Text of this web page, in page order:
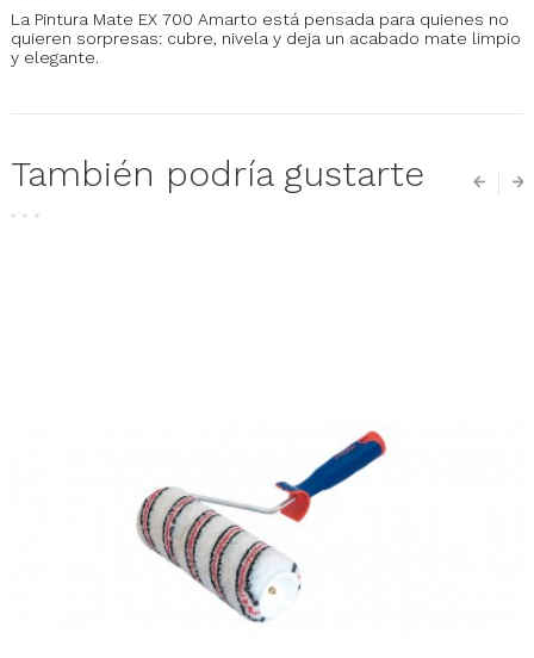
La Pintura Mate EX 700 Amarto está pensada para quienes no
quieren sorpresas: cubre, nivela y deja un acabado mate limpio
y elegante.
También podría gustarte